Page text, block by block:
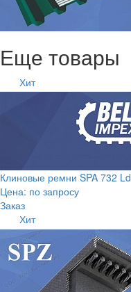
Еще товары
Хит
Клиновые ремни SPA 732 Ld
Цена: по запросу
Заказ
Хит